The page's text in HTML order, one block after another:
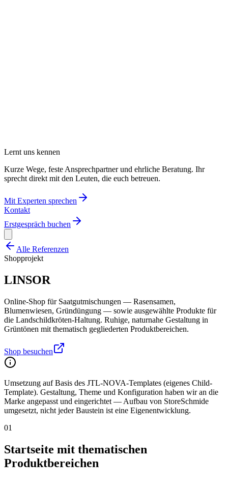
Lernt uns kennen
Kurze Wege, feste Ansprechpartner und ehrliche Beratung. Ihr
sprecht direkt mit den Leuten, die euch betreuen.
Mit Experten sprechen
Kontakt
Erstgespräch buchen
Alle Referenzen
Shopprojekt
LINSOR
Online-Shop für Saatgutmischungen — Rasensamen,
Blumenwiesen, Gründüngung — sowie ausgewählte Produkte für
die Landschildkröten-Haltung. Ruhige, naturnahe Gestaltung in
Grüntönen mit thematisch gegliederten Produktbereichen.
Shop besuchen
Umsetzung auf Basis des JTL-NOVA-Templates (eigenes Child-
Template). Gestaltung, Theme und Konfiguration haben wir an die
Marke angepasst und eingerichtet — Aufbau von StoreSchmide
umgesetzt, nicht jeder Baustein ist eine Eigenentwicklung.
01
Startseite mit thematischen
Produktbereichen